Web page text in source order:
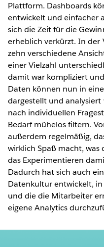
Plattform. Dashboards
entwickelt und einfacher
sich die Zeit für die
erheblich verkürzt. In
zehn verschiedene
einer Vielzahl
damit war kompliziert
Daten können nun in
dargestellt und analysiert
nach individuellen
Bedarf mühelos filtern.
außerdem regelmäßig,
wirklich Spaß macht,
das Experimentieren
Dadurch hat sich auch
Datenkultur entwickelt,
und die die Mitarbeiter
eigene Analytics